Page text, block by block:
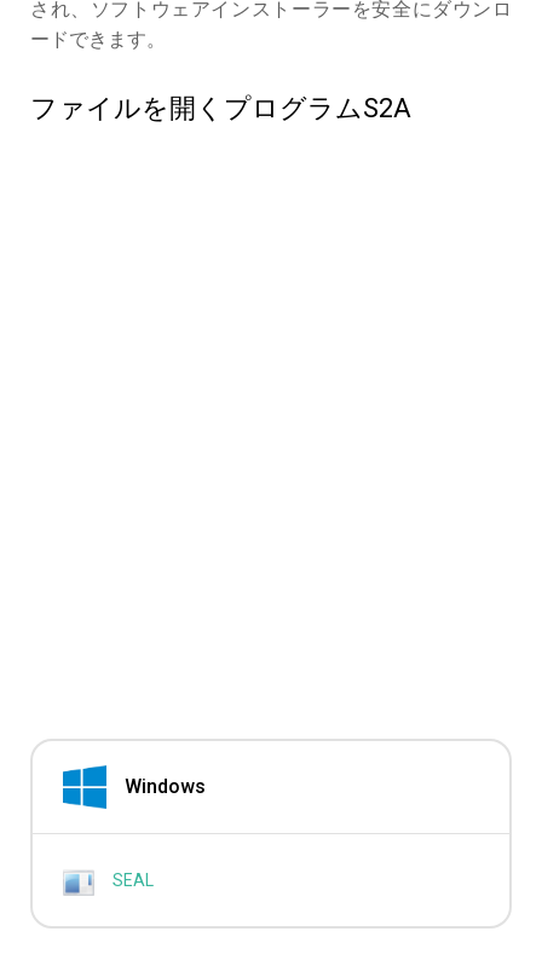
され、ソフトウェアインストーラーを安全にダウンロ
ードできます。
ファイルを開くプログラムS2A
Windows
SEAL